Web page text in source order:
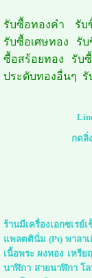
รับซื้อทองคำ รับ
รับซื้อเศษทอง รั
ซื้อสร้อยทอง รับ
ประดับทองอื่นๆ รั
กดลิ่
ร้านมีเครื่องเอกซเร
แพลตตินั่ม (Pt) พาลาเ
เนื้อพระ ผงทอง เหรี
นาฬิกา สายนาฬิกา โ